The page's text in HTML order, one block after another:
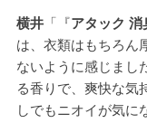
横井「『アタック
は、衣類はもちろん
ないように感じまし
る香りで、爽快な気
しでもニオイが気に